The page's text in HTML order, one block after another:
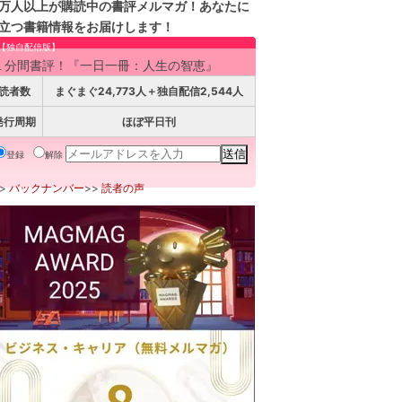
人以上が購読中の書評メルマガ！あなたに
つ書籍情報をお届けします！
独自配信版】
分間書評！『一日一冊：人生の智恵』
者数 まぐまぐ24,773人＋独自配信2,544人
行周期 ほぼ平日刊
登録 解除
バックナンバー>>読者の声